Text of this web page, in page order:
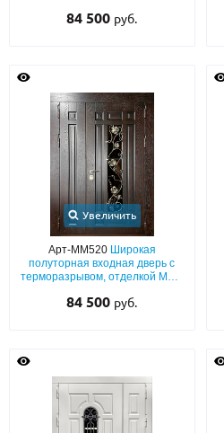
стеклопакетом и кованой
84 500 руб.
Увеличить
Арт-ММ520 Широкая
полуторная входная дверь с
терморазрывом, отделкой МДФ
стеклом и решеткой «виноград»
84 500 руб.